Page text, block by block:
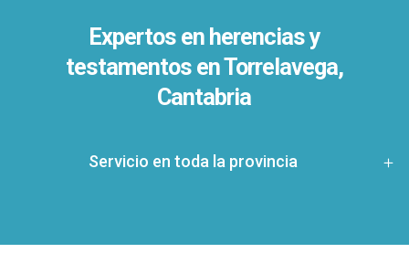
Expertos en herencias y
testamentos enTorrelavega,
Cantabria
Servicio en toda la provincia